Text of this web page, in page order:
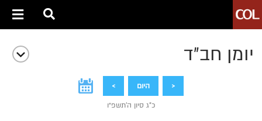
יומן חב״ד
< היום >
כ"ג סיון ה׳תשפ״ו